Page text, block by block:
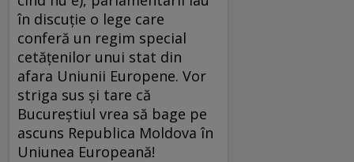
în discuţie o lege care
conferă un regim special
cetăţenilor unui stat din
afara Uniunii Europene. Vor
striga sus şi tare că
Bucureştiul vrea să bage pe
ascuns Republica Moldova în
Uniunea Europeană!